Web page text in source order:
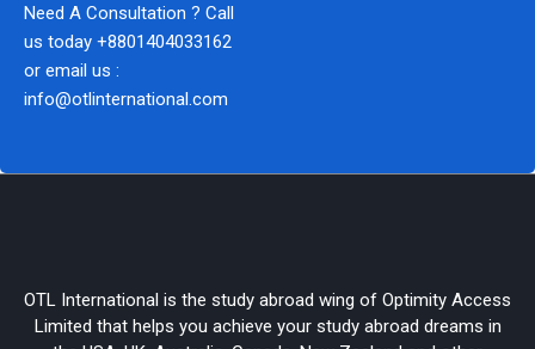
Need A Consultation ? Call
us today +8801404033162
or email us :
info@otlinternational.com
OTL International is the study abroad wing of Optimity Access
Limited that helps you achieve your study abroad dreams in